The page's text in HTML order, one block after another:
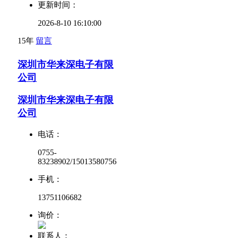
更新时间：
2026-8-10 16:10:00
15年 留言
深圳市华来深电子有限
公司
深圳市华来深电子有限
公司
电话：
0755-
83238902/15013580756
手机：
13751106682
询价：
联系人：